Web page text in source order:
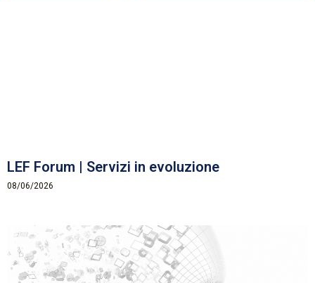
LEF Forum | Servizi in evoluzione
08/06/2026